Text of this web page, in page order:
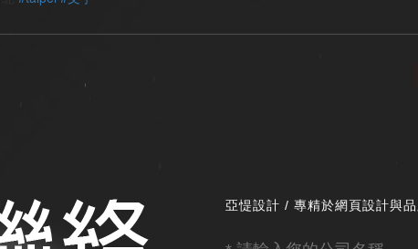
亞惿設計 / 專精於網頁設計與